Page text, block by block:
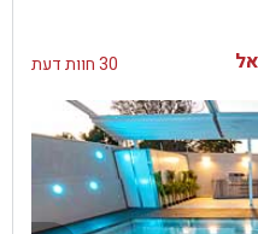
30 חוות דעת